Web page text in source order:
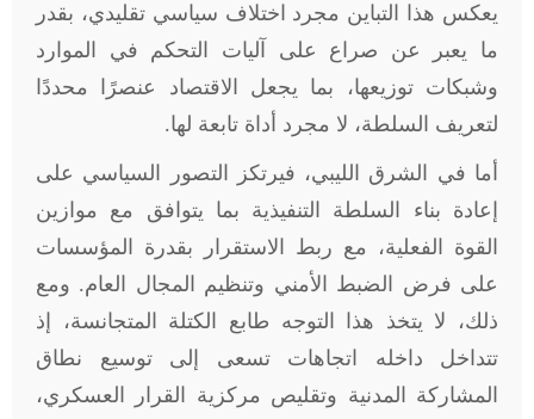
يعكس هذا التباين مجرد اختلاف سياسي تقليدي، بقدر
ما يعبر عن صراع على آليات التحكم في الموارد
وشبكات توزيعها، بما يجعل الاقتصاد عنصرًا محددًا
لتعريف السلطة، لا مجرد أداة تابعة لها.
أما في الشرق الليبي، فيرتكز التصور السياسي على
إعادة بناء السلطة التنفيذية بما يتوافق مع موازين
القوة الفعلية، مع ربط الاستقرار بقدرة المؤسسات
على فرض الضبط الأمني وتنظيم المجال العام. ومع
ذلك، لا يتخذ هذا التوجه طابع الكتلة المتجانسة، إذ
تتداخل داخله اتجاهات تسعى إلى توسيع نطاق
المشاركة المدنية وتقليص مركزية القرار العسكري،